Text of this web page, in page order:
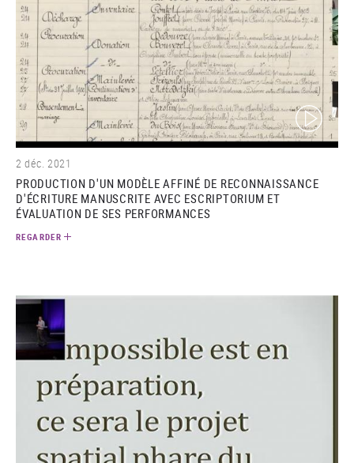
(video)
2 déc. 2021
PRODUCTION D'UN MODÈLE AFFINÉ DE RECONNAISSANCE
D'ÉCRITURE MANUSCRITE AVEC ESCRIPTORIUM ET
ÉVALUATION DE SES PERFORMANCES
REGARDER